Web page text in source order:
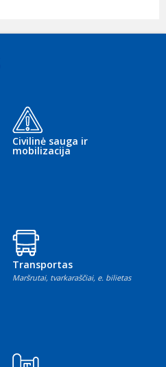
Civilinė sauga ir
mobilizacija
Transportas
Maršrutai, tvarkaraščiai, e. bilietas